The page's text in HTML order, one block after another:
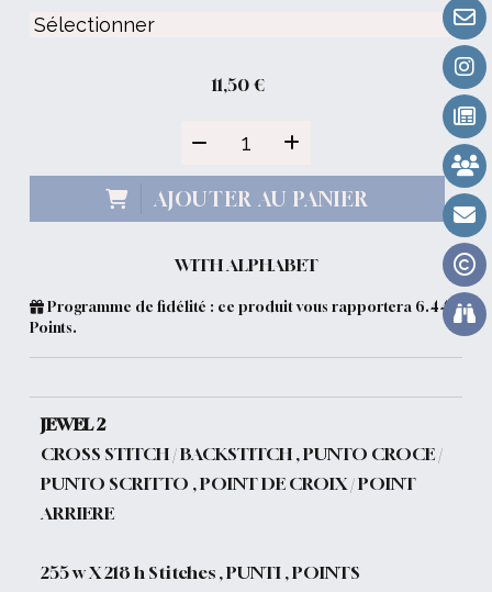
11,50€
AJOUTER AU PANIER
WITH ALPHABET
Programme de fidélité : ce produit vous rapportera 6.44
Points.
JEWEL 2
CROSS STITCH / BACKSTITCH , PUNTO CROCE /
PUNTO SCRITTO , POINT DE CROIX / POINT
ARRIERE
255 w X 218 h Stitches , PUNTI , POINTS